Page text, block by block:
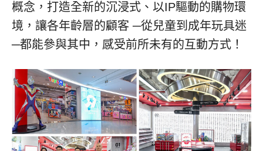
概念，打造全新的沉浸式、以IP驅動的購物環
境，讓各年齡層的顧客 ─從兒童到成年玩具迷
─都能參與其中，感受前所未有的互動方式！